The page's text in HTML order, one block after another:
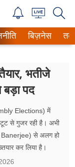
बिज़नेस
भतीजे
पद
Elections) में
से गुजर रही है। अभी
Banerjee) से अलग हो
कर लिया है।